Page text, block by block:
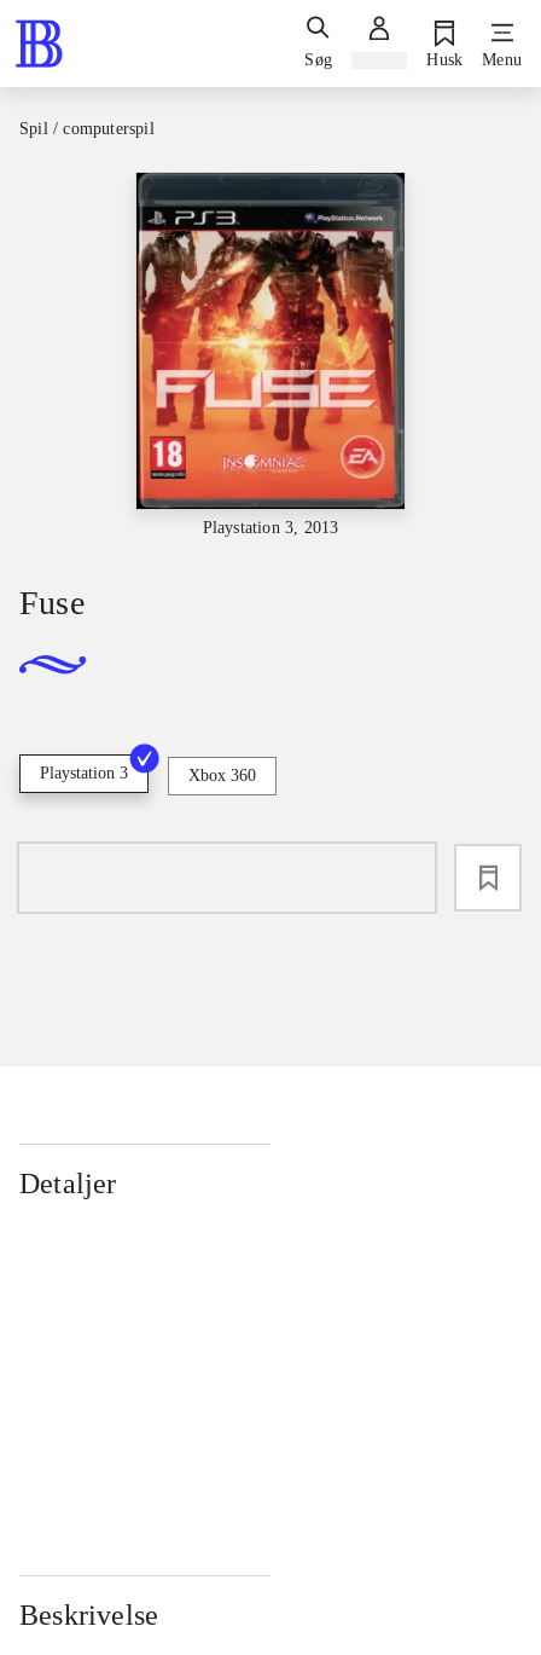
Søg Husk Menu
Spil / computerspil
Playstation 3, 2013
Fuse
Playstation 3 Xbox 360
Detaljer
Beskrivelse